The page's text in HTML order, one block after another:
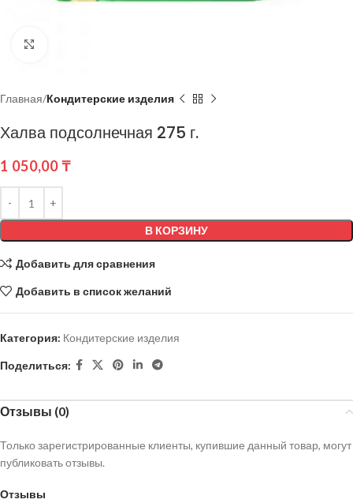
Главная Кондитерские изделия
Халва подсолнечная 275 г.
1 050,00 ₸
В КОРЗИНУ
Добавить для сравнения
Добавить в список желаний
Категория: Кондитерские изделия
Поделиться:
Отзывы (0)
Отзывы
Только зарегистрированные клиенты, купившие данный товар, могут
публиковать отзывы.